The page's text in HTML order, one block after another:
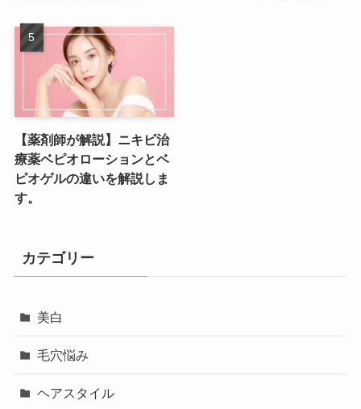
【薬剤師が解説】ニキビ治
療薬ベピオローションとベ
ピオゲルの違いを解説しま
す。
カテゴリー
美白
毛穴悩み
ヘアスタイル